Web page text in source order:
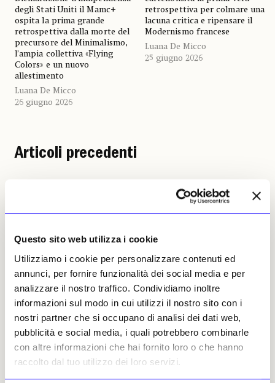
Questo sito web utilizza i cookie
Utilizziamo i cookie per personalizzare contenuti ed
annunci, per fornire funzionalità dei social media e per
analizzare il nostro traffico. Condividiamo inoltre
informazioni sul modo in cui utilizzi il nostro sito con i
nostri partner che si occupano di analisi dei dati web,
pubblicità e social media, i quali potrebbero combinarle
con altre informazioni che hai fornito loro o che hanno
raccolto dal tuo utilizzo dei loro servizi.
degli Stati Uniti il Mamc+
ospita la prima grande
retrospettiva dalla morte del
precursore del Minimalismo,
l’ampia collettiva «Flying
Colors» e un nuovo
allestimento
Luana De Micco
26 giugno 2026
retrospettiva per colmare una
lacuna critica e ripensare il
Modernismo francese
Luana De Micco
25 giugno 2026
Articoli precedenti
NEWS ANTICIPAZIONI
l’estate francese dei
festival di arte
contemporanea
Tra installazioni, sculture,
interventi site specific e opere
musei, l’obiettivo è fare
NEWS ANTICIPAZIONI
Pantin realtà e apparenza
si confondono
Una collettiva riunisce artisti
di generazioni e provenienze
differenti attorno ai temi del
della simulazione